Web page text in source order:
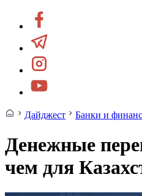
Дайджест Банки и
Денежные
чем для